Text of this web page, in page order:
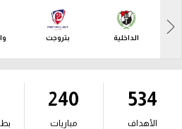
آراء حرة
بطولات
آراء حرة
أمريكا 2026
الداخلية بتروجت
534
الأهداف
240
مباريات